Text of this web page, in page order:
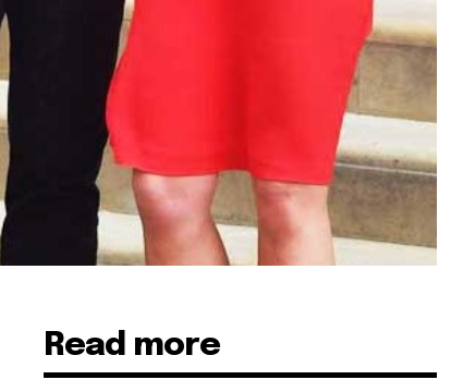
Read more